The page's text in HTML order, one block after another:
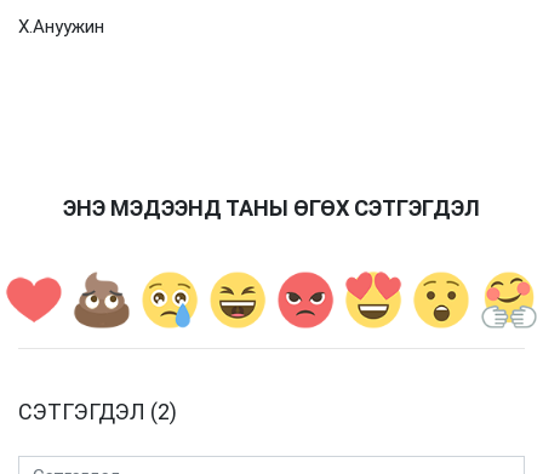
Х.Ануужин
ЭНЭ МЭДЭЭНД ТАНЫ ӨГӨХ СЭТГЭГДЭЛ
СЭТГЭГДЭЛ (2)